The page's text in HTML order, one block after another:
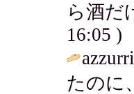
ら酒だ
16:05 )
たのに